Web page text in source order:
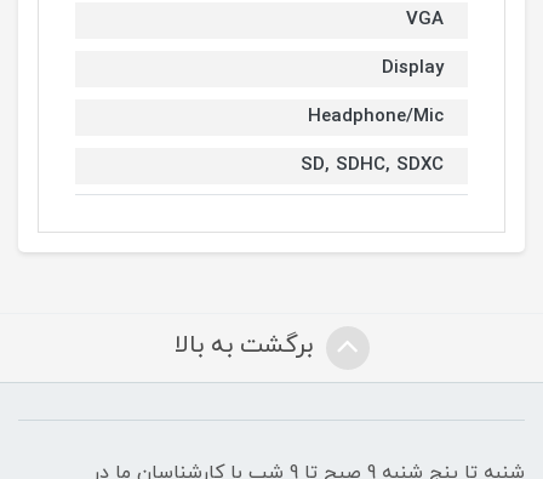
VGA
Display
Headphone/Mic
SD, SDHC, SDXC
برگشت به بالا
شنبه تا پنج شنبه 9 صبح تا 9 شب با کارشناسان ما در